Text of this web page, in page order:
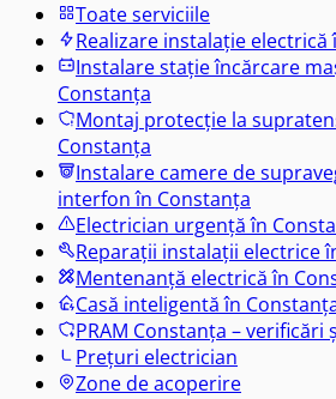
Toate serviciile
Realizare instalație electrică
Instalare stație încărcare
Constanța
Montaj protecție la
Constanța
Instalare camere de
interfon în Constanța
Electrician urgență în
Reparații instalații electrice
Mentenanță electrică în
Casă inteligentă în
PRAM Constanța – verificări
Prețuri electrician
Zone de acoperire